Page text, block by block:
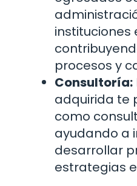
instituciones
procesos y
Consultoría:
adquirida te
como
ayudando a
desarrollar
estrategias